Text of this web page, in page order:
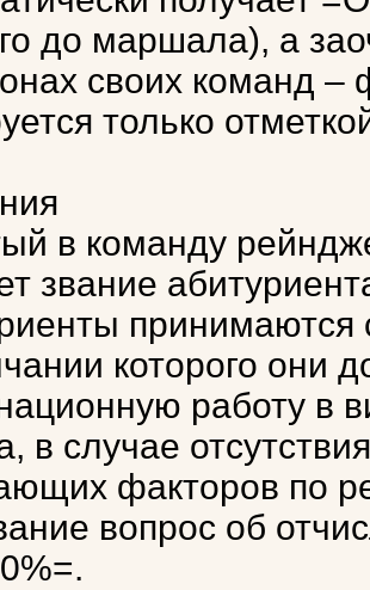
до маршала), а
своих команд –
только
в команду
звание
которого они
работу в
в случае
факторов по
вопрос об